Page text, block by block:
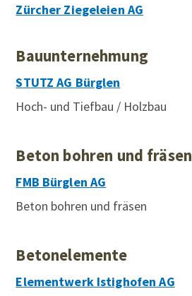
Zürcher Ziegeleien AG
Bauunternehmung
STUTZ AG Bürglen
Hoch- und Tiefbau / Holzbau
Beton bohren und fräsen
FMB Bürglen AG
Beton bohren und fräsen
Betonelemente
Elementwerk Istighofen AG